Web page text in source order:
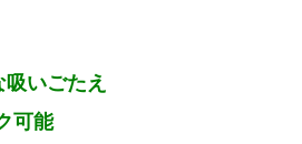
いごたえ
可能